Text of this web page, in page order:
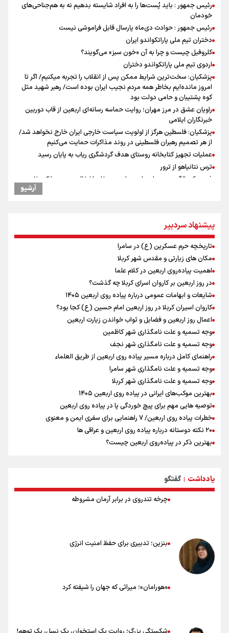
رئیس جمهور : باید پُست‌ها را به افراد شایسته بدهیم نه به هم‌جناحی‌های
خودمان
رئیس جمهور : حوادث دی‌ماه پارسال قابل فراموشی نیست
دختران تیم ملی پاراتکواندو ایران
کلروفیل چیست و چرا به آن «خون سبز» می‌گویند؟
اردوی تیم ملی پاراتکواندو دختران
پزشکیان: سخت‌ترین شرایط ممکن پس از انقلاب را تجربه میکنیم/ اگر تا
امروز مانده‌ایم بخاطر همه‌ مردم نجیب ایران بوده است/ رهبر شهید مثل
کوه پشتیبان و حامی دولت بود
راویان عشق در مرز مهران؛ روایت حماسه‌ رسانه‌ای اربعین از قاب دوربین
خبرنگاران ایلامی
پزشکیان: فلسطین هرگز از اولویت سیاست خارجی ایران خارج نخواهد شد/
از هر تصمیم رهبران فلسطینی در روند مذاکرات حمایت می‌کنیم
عملیات تجهیز کتابخانه روستای هدف گردشگری ریاب به پایان رسید
ترس نتانیاهو از ترور
فرود یک بالگرد در بیمارستان رمبام در حیفای اشغالی در پی هلاکت ۲
بازگشت روان دو میلیون و هشتصد هزار زائر اربعین از مرزهای شش‌گانه
زائران اربعین حسینی در مرز تمرچین
توسعه انرژی خورشیدی؛ نیازمند اعتمادسازی
ایران آقای بلامنازع تنگه هرمز
وزیر خارجه مصر: رژیم اسراییل بدون تامین حقوق مشروع مردم فلسطین
امنیت نخواهد داشت
فیدان: حماس به تعهدات خود عمل کرد، امّا اسرائیل برنامه‌ای برای صلح
ندارد
آرشیو
پیشنهاد سردبیر
تاریخچه حرم عسکرین (ع) در سامرا
مکان های زیارتی و مقدس شهر کربلا
اهمیت پیاده‌روی اربعین در کلام علما
در روز اربعین بر کاروان اسرای کربلا چه گذشت؟
شایعات و ابهامات عمومی درباره پیاده روی اربعین ۱۴۰۵
کاروان اسیران کربلا در روز اربعین امام حسین (ع) کجا بود؟
اعمال روز اربعین و فضایل و ثواب خواندن زیارت اربعین
وجه تسمیه و علت نامگذاری شهر کاظمین
وجه تسمیه و علت نامگذاری شهر نجف
راهنمای کامل درباره مسیر پیاده روی اربعین از طریق العلماء
وجه تسمیه و علت نامگذاری شهر سامرا
وجه تسمیه و علت نامگذاری شهر کربلا
بهترین موکب‌های ایرانی در پیاده روی اربعین ۱۴۰۵
توصیه هایی مهم برای پیچ خوردگی پا در پیاده روی اربعین
خطرات پیاده روی اربعین/ ۷ راهنمایی برای سفری ایمن و معنوی
۲۰ نکته دوستانه درباره پیاده روی اربعین و عراقی ها
بهترین ذکر در پیاده‌روی اربعین چیست؟
نکاتی مهم برای حفظ سلامت در پیاده روی اربعین
یادداشت | گفتگو
چرخه تندروی در برابر آرمان مشروطه
بنزین؛ تدبیری برای حفظ امنیت انرژی
«هورامان»؛ میراثی که جهان را شیفته کرد